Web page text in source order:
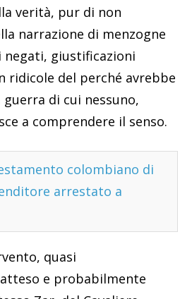
verità, pur di non
narrazione di menzogne
negati, giustificazioni
ridicole del perché avrebbe
di cui nessuno,
a comprendere il senso.
colombiano di
arrestato a
quasi
e probabilmente